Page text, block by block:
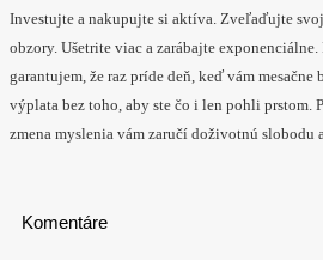
Investujte a nakupujte si aktíva. Zveľaďujte
obzory. Ušetrite viac a zarábajte
garantujem, že raz príde deň, keď vám mesačne
výplata bez toho, aby ste čo i len pohli prstom.
zmena myslenia vám zaručí doživotnú slobodu
Komentáre